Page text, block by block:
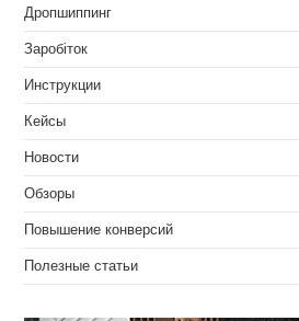
Дропшиппинг
Заробіток
Инструкции
Кейсы
Новости
Обзоры
Повышение конверсий
Полезные статьи